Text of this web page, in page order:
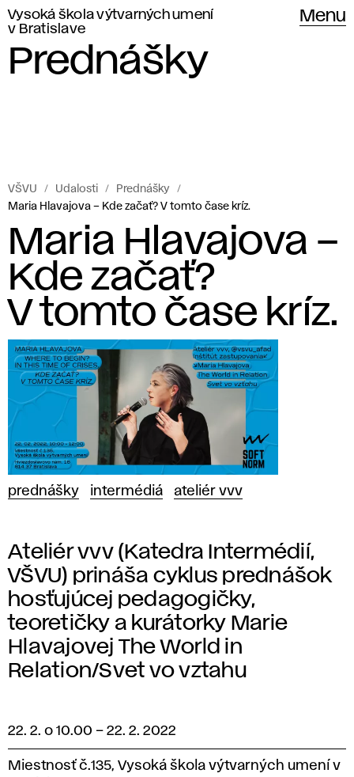
Vysoká škola výtvarných umení
v Bratislave
Menu
Prednášky
VŠVU Udalosti
Prednášky
Maria Hlavajova – Kde začať? V tomto čase kríz.
Maria Hlavajova –
Kde začať?
V tomto čase kríz.
prednášky intermédiá ateliér vvv
Ateliér vvv (Katedra Intermédií,
VŠVU) prináša cyklus prednášok
hosťujúcej pedagogičky,
teoretičky a kurátorky Marie
Hlavajovej The World in
Relation/Svet vo vztahu
22. 2. o 10.00 – 22. 2. 2022
Miestnosť č.135, Vysoká škola výtvarných umení v